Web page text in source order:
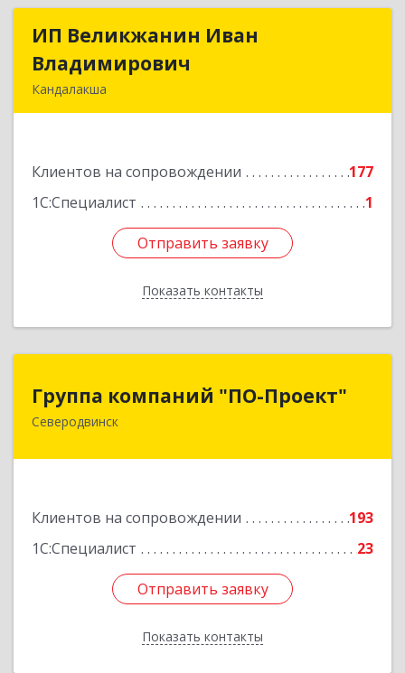
ИП Великжанин Иван
Владимирович
Кандалакша
Клиентов на сопровождении
177
1С:Специалист
1
Отправить заявку
Показать контакты
ИП Великжанин Иван
Подробнее
Отправить заявку
Назад
Группа компаний "ПО-Проект"
Северодвинск
Клиентов на сопровождении
193
1С:Специалист
23
Отправить заявку
Показать контакты
Группа компаний "ПО-Проект"
164500, Архангельская обл, Северодвинск г,
Отправить заявку
Назад